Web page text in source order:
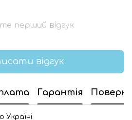
перший відгук
відгук
Гарантія